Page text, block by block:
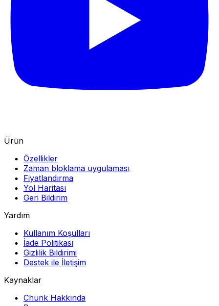
Ürün
Özellikler
Zaman bloklama uygulaması
Fiyatlandırma
Yol Haritası
Geri Bildirim
Yardım
Kullanım Koşulları
İade Politikası
Gizlilik Bildirimi
Destek ile İletişim
Kaynaklar
Chunk Hakkında